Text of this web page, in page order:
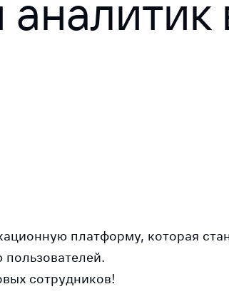
платформу, которая
сотрудников!